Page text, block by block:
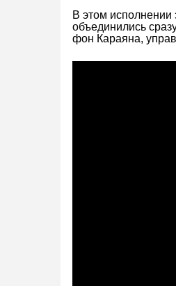
В этом исполнении
объединились
фон Караяна,